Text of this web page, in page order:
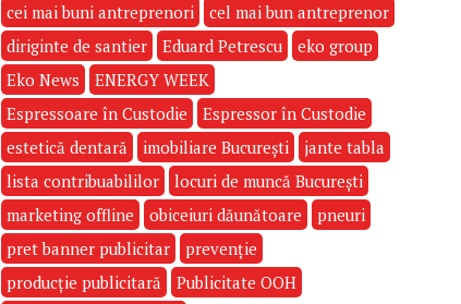
cei mai buni antreprenori
cel mai bun antreprenor
diriginte de santier
Eduard Petrescu
eko group
Eko News
ENERGY WEEK
Espressoare în Custodie
Espressor în Custodie
estetică dentară
imobiliare București
jante tabla
lista contribuabililor
locuri de muncă București
marketing offline
obiceiuri dăunătoare
pneuri
pret banner publicitar
prevenție
producție publicitară
Publicitate OOH